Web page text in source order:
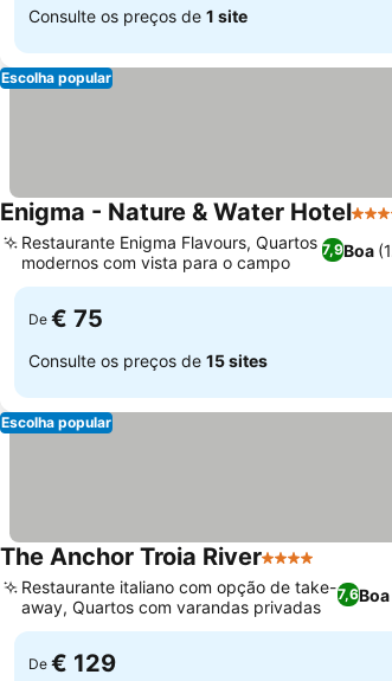
Consulte os preços de 1 site
Escolha popular
Enigma - Nature & Water Hotel4
7,9Boa
Restaurante Enigma Flavours, Quartos
modernos com vista para o campo
De € 75
Consulte os preços de 15 sites
Escolha popular
The Anchor Troia River4 Estrelas
7,6Boa
Restaurante italiano com opção de take-
away, Quartos com varandas privadas
De € 129